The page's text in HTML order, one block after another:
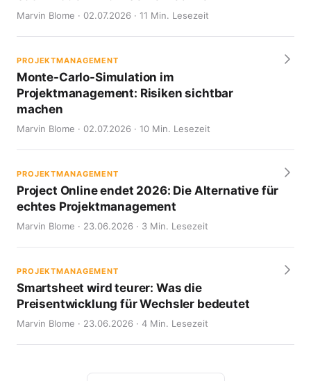
Marvin Blome · 02.07.2026 · 11 Min. Lesezeit
PROJEKTMANAGEMENT
Monte-Carlo-Simulation im
Projektmanagement: Risiken sichtbar
machen
Marvin Blome · 02.07.2026 · 10 Min. Lesezeit
PROJEKTMANAGEMENT
Project Online endet 2026: Die Alternative für
echtes Projektmanagement
Marvin Blome · 23.06.2026 · 3 Min. Lesezeit
PROJEKTMANAGEMENT
Smartsheet wird teurer: Was die
Preisentwicklung für Wechsler bedeutet
Marvin Blome · 23.06.2026 · 4 Min. Lesezeit